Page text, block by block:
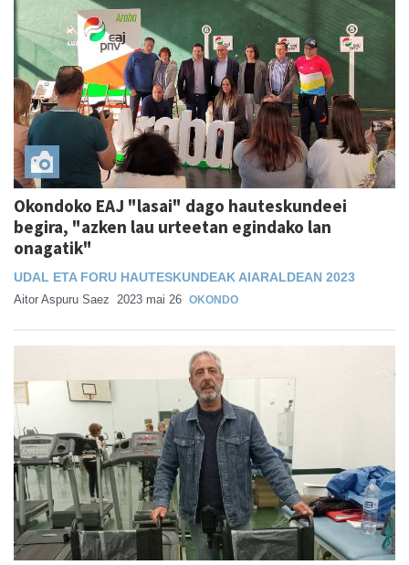
Okondoko EAJ "lasai" dago hauteskundeei
begira, "azken lau urteetan egindako lan
onagatik"
UDAL ETA FORU HAUTESKUNDEAK AIARALDEAN 2023
Aitor Aspuru Saez 2023 mai 26 OKONDO